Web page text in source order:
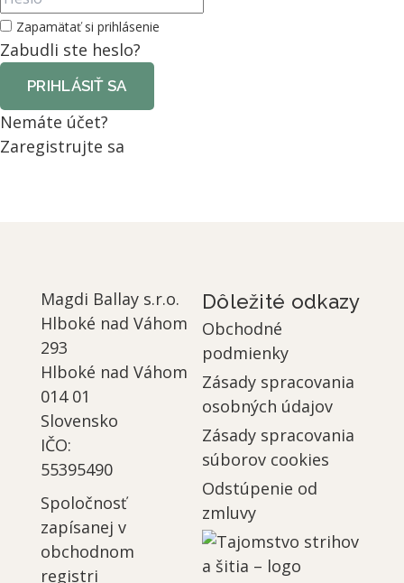
Zapamätať si prihlásenie
Zabudli ste heslo?
PRIHLÁSIŤ SA
Nemáte účet?
Zaregistrujte sa
Magdi Ballay s.r.o.
Hlboké nad Váhom
293
Hlboké nad Váhom
014 01
Slovensko
IČO:
55395490
Spoločnosť
zapísanej v
obchodnom
registri
Dôležité odkazy
Obchodné
podmienky
Zásady spracovania
osobných údajov
Zásady spracovania
súborov cookies
Odstúpenie od
zmluvy